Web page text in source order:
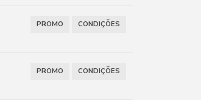
PROMO CONDIÇÕES
PROMO CONDIÇÕES